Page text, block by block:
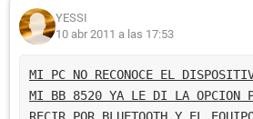
YESSI
10 abr 2011 a las 17:53
MI PC NO RECONOCE EL
MI BB 8520 YA LE DI LA OPCION
RECIR POR BLUETOOTH Y EL